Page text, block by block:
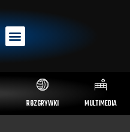
ROZGRYWKI MULTIMEDIA